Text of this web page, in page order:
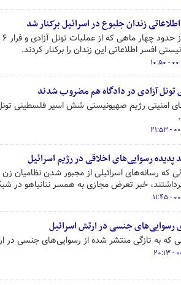
زندان جلبوع در اسرائیل برکنار شد
افسر اطلاعاتی این زندان را برکنار کردند.
تونل آزادی در دادگاه هم مضروب شدند
امنیتی رژیم صهیونیستی شش اسیر فلسطینی
پدیده رسوایی‌های اخلاقی در رژیم اسرائیل
که رسانه‌های اسرائیلی از مجبور شدن نظامیان
خبر تعرض مجازی به همسر نتانیاهو در
رسوایی‌های جنسی در ارتش اسرائیل
که به تازگی منتشر شده از رسوایی‌های جنسی در